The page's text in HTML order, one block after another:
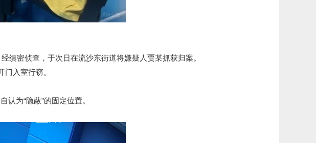
密侦查，于次日在流沙东街道将嫌疑人贾某抓获归案。
入室行窃。
为“隐蔽”的固定位置。